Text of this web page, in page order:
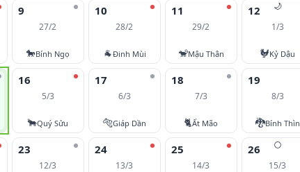
9
27/2
🐎Bính Ngọ
10
28/2
🐐Đinh Mùi
11
29/2
🐒Mậu Thân
🌙
12
1/3
🐓Kỷ Dậu
16
5/3
🐂Quý Sửu
17
6/3
🐅Giáp Dần
18
7/3
🐈Ất Mão
19
8/3
🐉Bính Thìn
23
12/3
24
13/3
25
14/3
🌕
26
15/3